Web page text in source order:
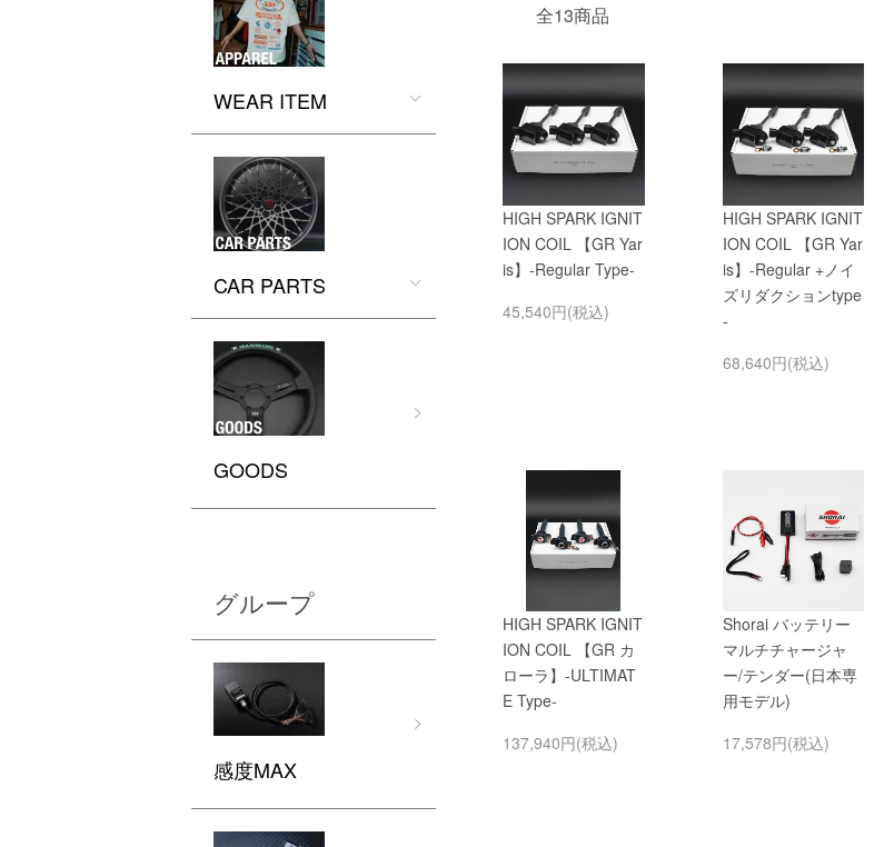
全13商品
HIGH SPARK IGNIT
ION COIL 【GR Yar
is】-Regular Type-
45,540円(税込)
HIGH SPARK IGNIT
ION COIL 【GR Yar
is】-Regular +ノイ
ズリダクションtype
-
68,640円(税込)
HIGH SPARK IGNIT
ION COIL 【GR カ
ローラ】-ULTIMAT
E Type-
137,940円(税込)
Shorai バッテリー
マルチチャージャ
ー/テンダー(日本専
用モデル)
17,578円(税込)
WEAR ITEM
CAR PARTS
GOODS
グループ
感度MAX